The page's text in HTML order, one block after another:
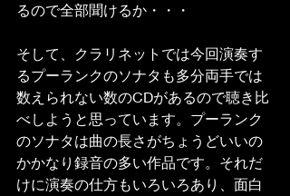
るので全部聞けるか・・・
そして、クラリネットでは今回演奏す
るプーランクのソナタも多分両手では
数えられない数のCDがあるので聴き比
べしようと思っています。プーランク
のソナタは曲の長さがちょうどいいの
かかなり録音の多い作品です。それだ
けに演奏の仕方もいろいろあり、面白